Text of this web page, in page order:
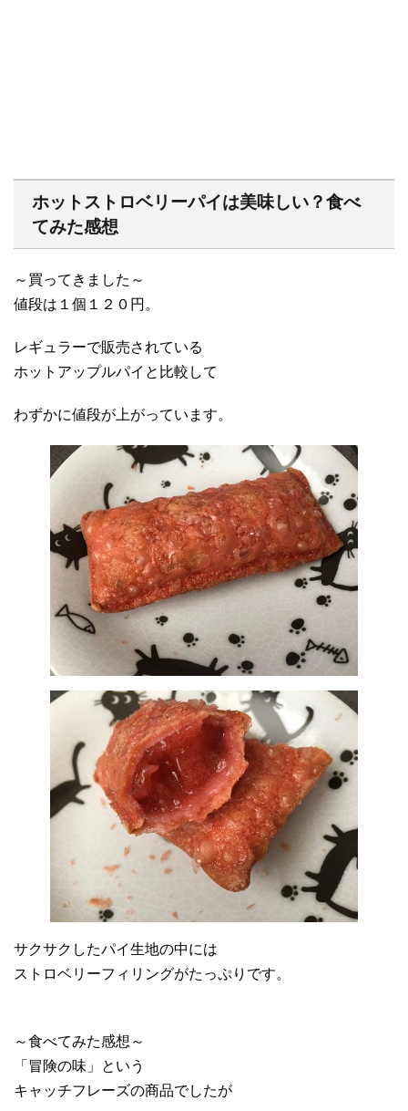
ホットストロベリーパイは美味しい？食べ
てみた感想
～買ってきました～
値段は１個１２０円。
レギュラーで販売されている
ホットアップルパイと比較して
わずかに値段が上がっています。
サクサクしたパイ生地の中には
ストロベリーフィリングがたっぷりです。
～食べてみた感想～
「冒険の味」という
キャッチフレーズの商品でしたが